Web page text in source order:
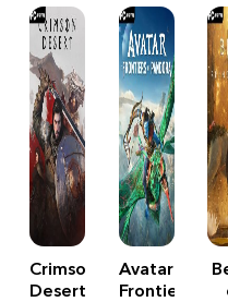
ReimaginedEdition
Crimson
Desert
Avatar:
Frontiers